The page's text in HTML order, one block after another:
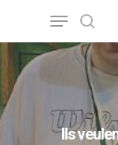
content
Menu
Ils